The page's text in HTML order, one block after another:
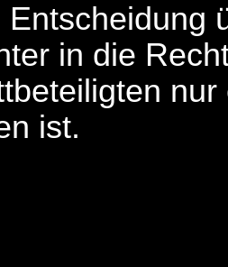
Entscheidung
in die
ist.